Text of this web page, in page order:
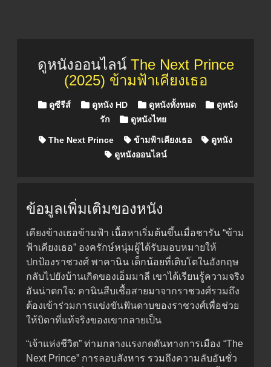
ดูหนังออนไลน์ The Next Prince
(2025) ข้ามฟ้าเคียงเธอ
Posted in
ดูซีรีส์ ดูหนัง HD ดูหนังทั้งหมด
ดูหนัง
รัก
ดูหนังไทย
The Next Prince ข้ามฟ้าเคียงเธอ
ดูหนัง
ดูหนังออนไลน์
ข้อมูลเพิ่มเติมของหนัง
เคียงข้างเธอข้ามฟ้า เนื้อหาเริ่มต้นขึ้นเมื่อชารัน “ข้าม
ฟ้าเคียงเธอ” องครักษ์หนุ่มผู้ได้รับมอบหมายให้
ปกป้องราชวงศ์ พาคานิน เด็กน้อยที่เติบโตในอังกฤษ
กลับไปยังบ้านเกิดของเอ็มมาลี เขาได้เรียนรู้ความจริง
อันน่าตกใจ: คานินสืบเชื้อสายมาจากราชวงศ์รวมถึง
ต้องเข้าร่วมการแข่งขันฟันดาบของราชวงศ์เพื่อช่วย
ให้บิดาที่แท้จริงของเขากลายเป็น
“เจ้าแห่งชีวิต” ท่ามกลางแรงกดดันทางการเมือง “The
Next Prince” การลอบสังหาร รวมถึงความลับอันชั่ว